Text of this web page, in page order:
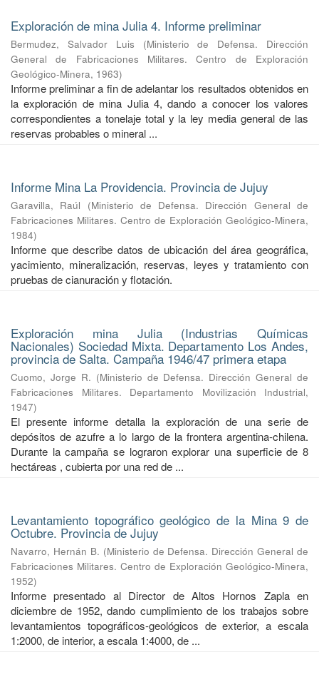
Exploración de mina Julia 4. Informe preliminar
Bermudez, Salvador Luis (Ministerio de Defensa. Dirección
General de Fabricaciones Militares. Centro de Exploración
Geológico-Minera, 1963)
Informe preliminar a fin de adelantar los resultados obtenidos en
la exploración de mina Julia 4, dando a conocer los valores
correspondientes a tonelaje total y la ley media general de las
reservas probables o mineral ...
Informe Mina La Providencia. Provincia de Jujuy
Garavilla, Raúl (Ministerio de Defensa. Dirección General de
Fabricaciones Militares. Centro de Exploración Geológico-Minera,
1984)
Informe que describe datos de ubicación del área geográfica,
yacimiento, mineralización, reservas, leyes y tratamiento con
pruebas de cianuración y flotación.
Exploración mina Julia (Industrias Químicas
Nacionales) Sociedad Mixta. Departamento Los Andes,
provincia de Salta. Campaña 1946/47 primera etapa
Cuomo, Jorge R. (Ministerio de Defensa. Dirección General de
Fabricaciones Militares. Departamento Movilización Industrial,
1947)
El presente informe detalla la exploración de una serie de
depósitos de azufre a lo largo de la frontera argentina-chilena.
Durante la campaña se lograron explorar una superficie de 8
hectáreas , cubierta por una red de ...
Levantamiento topográfico geológico de la Mina 9 de
Octubre. Provincia de Jujuy
Navarro, Hernán B. (Ministerio de Defensa. Dirección General de
Fabricaciones Militares. Centro de Exploración Geológico-Minera,
1952)
Informe presentado al Director de Altos Hornos Zapla en
diciembre de 1952, dando cumplimiento de los trabajos sobre
levantamientos topográficos-geológicos de exterior, a escala
1:2000, de interior, a escala 1:4000, de ...